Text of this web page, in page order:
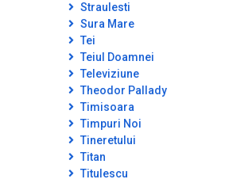
Straulesti
Sura Mare
Tei
Teiul Doamnei
Televiziune
Theodor Pallady
Timisoara
Timpuri Noi
Tineretului
Titan
Titulescu